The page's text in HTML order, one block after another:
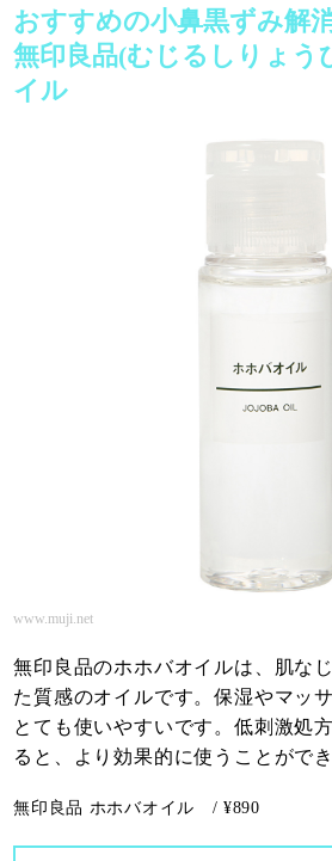
おすすめの小鼻黒ずみ解
無印良品(むじるしりょう
イル
www.muji.net
無印良品のホホバオイルは、肌な
た質感のオイルです。保湿やマッ
とても使いやすいです。低刺激処
ると、より効果的に使うことができ
無印良品 ホホバオイル / ¥890